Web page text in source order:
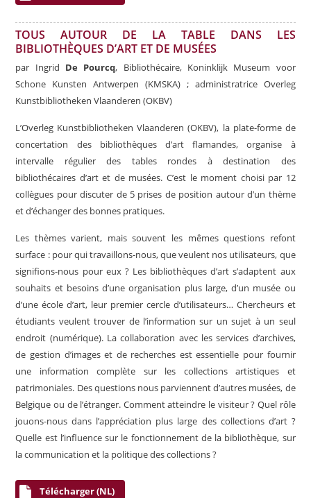
TOUS AUTOUR DE LA TABLE DANS LES
BIBLIOTHÈQUES D’ART ET DE MUSÉES
par Ingrid De Pourcq, Bibliothécaire, Koninklijk Museum voor
Schone Kunsten Antwerpen (KMSKA) ; administratrice Overleg
Kunstbibliotheken Vlaanderen (OKBV)
L’Overleg Kunstbibliotheken Vlaanderen (OKBV), la plate-forme de
concertation des bibliothèques d’art flamandes, organise à
intervalle régulier des tables rondes à destination des
bibliothécaires d’art et de musées. C’est le moment choisi par 12
collègues pour discuter de 5 prises de position autour d’un thème
et d’échanger des bonnes pratiques.
Les thèmes varient, mais souvent les mêmes questions refont
surface : pour qui travaillons-nous, que veulent nos utilisateurs, que
signifions-nous pour eux ? Les bibliothèques d’art s’adaptent aux
souhaits et besoins d’une organisation plus large, d’un musée ou
d’une école d’art, leur premier cercle d’utilisateurs… Chercheurs et
étudiants veulent trouver de l’information sur un sujet à un seul
endroit (numérique). La collaboration avec les services d’archives,
de gestion d’images et de recherches est essentielle pour fournir
une information complète sur les collections artistiques et
patrimoniales. Des questions nous parviennent d’autres musées, de
Belgique ou de l’étranger. Comment atteindre le visiteur ? Quel rôle
jouons-nous dans l’appréciation plus large des collections d’art ?
Quelle est l’influence sur le fonctionnement de la bibliothèque, sur
la communication et la politique des collections ?
Télécharger (NL)